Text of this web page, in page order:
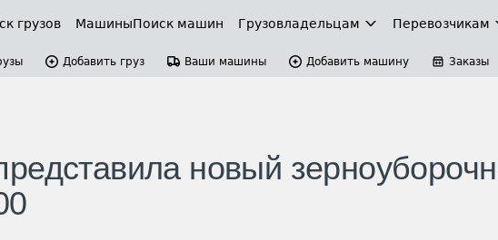
грузов МашиныПоиск машин Грузовладельцам Перевозчикам
Добавить груз Ваши машины Добавить машину Заказы
новый